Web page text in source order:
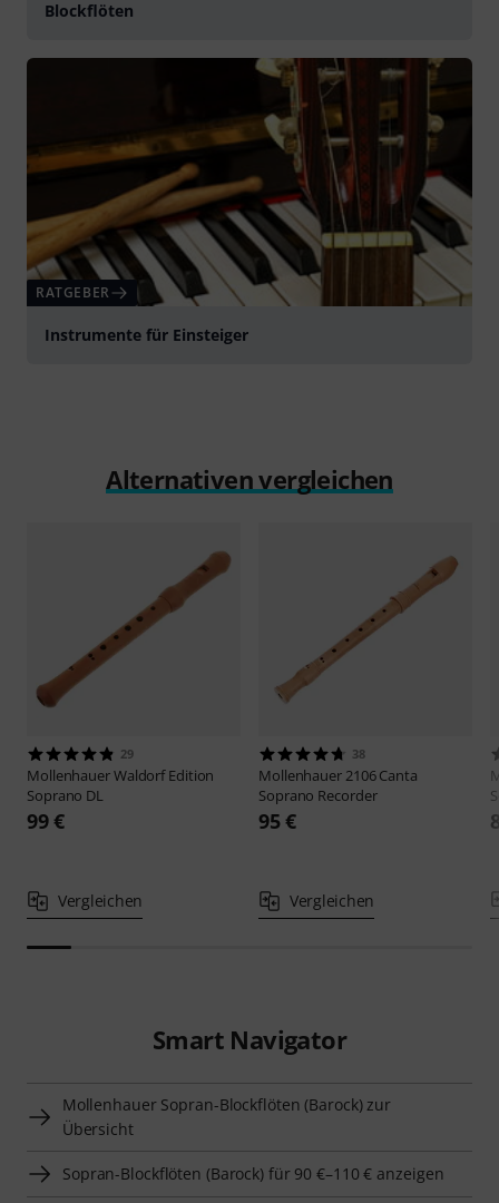
Blockflöten
RATGEBER
Instrumente für Einsteiger
Alternativen vergleichen
29
MollenhauerWaldorf Edition
Soprano DL
99 €
Vergleichen
38
Mollenhauer 2106 Canta
Soprano Recorder
95 €
Vergleichen
Smart Navigator
Mollenhauer Sopran-Blockflöten (Barock) zur
Übersicht
Sopran-Blockflöten (Barock) für 90 €–110 € anzeigen